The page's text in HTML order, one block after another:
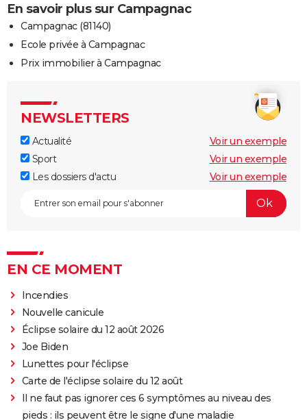
En savoir plus sur Campagnac
Campagnac (81140)
Ecole privée à Campagnac
Prix immobilier à Campagnac
NEWSLETTERS
Actualité
Voir un exemple
Sport
Voir un exemple
Les dossiers d'actu
Voir un exemple
EN CE MOMENT
Incendies
Nouvelle canicule
Éclipse solaire du 12 août 2026
Joe Biden
Lunettes pour l'éclipse
Carte de l'éclipse solaire du 12 août
Il ne faut pas ignorer ces 6 symptômes au niveau des
pieds : ils peuvent être le signe d'une maladie